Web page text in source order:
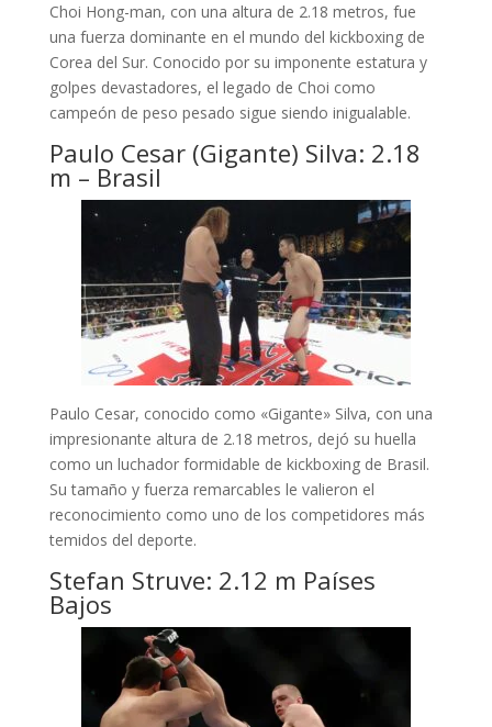
Choi Hong-man, con una altura de 2.18 metros, fue
una fuerza dominante en el mundo del kickboxing de
Corea del Sur. Conocido por su imponente estatura y
golpes devastadores, el legado de Choi como
campeón de peso pesado sigue siendo inigualable.
Paulo Cesar (Gigante) Silva: 2.18
m – Brasil
Paulo Cesar, conocido como «Gigante» Silva, con una
impresionante altura de 2.18 metros, dejó su huella
como un luchador formidable de kickboxing de Brasil.
Su tamaño y fuerza remarcables le valieron el
reconocimiento como uno de los competidores más
temidos del deporte.
Stefan Struve: 2.12 m Países
Bajos